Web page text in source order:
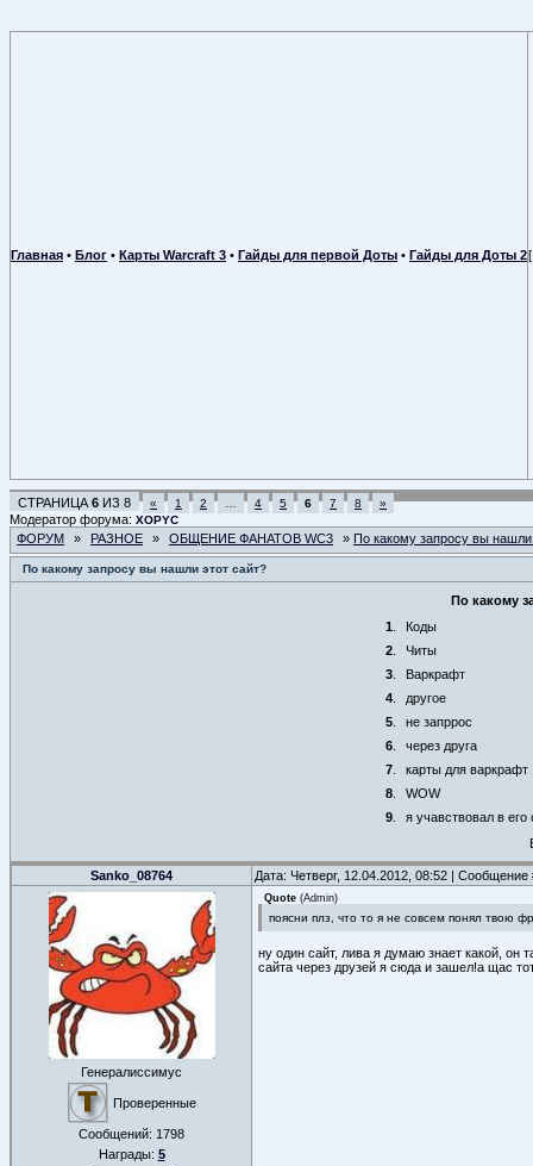
Главная • Блог • Карты Warcraft 3 • Гайды для первой Доты • Гайды для Доты 2
СТРАНИЦА 6 ИЗ 8 « 1 2 4 5 6 7 8 »
Модератор форума: XOPYC
ФОРУМ » РАЗНОЕ » ОБЩЕНИЕ ФАНАТОВ WC3 » По какому запросу вы нашли
По какому запросу вы нашли этот сайт?
По какому
1
Коды
2
Читы
3
Варкрафт
4
другое
5
не запррос
6
через друга
7
карты для варкрафт
8
WOW
9
я учавствовал в его
Sanko_08764 Дата: Четверг, 12.04.2012, 08:52 |
Генералиссимус
Проверенные
Сообщений: 1798
Награды: 5
Quote (Admin)
поясни плз, что то я не совсем понял твою
ну один сайт, лива я думаю знает какой, он
сайта через друзей я сюда и зашел!а щас